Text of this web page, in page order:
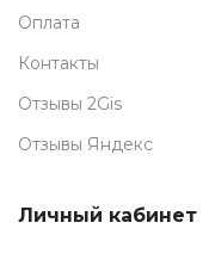
Оплата
Контакты
Отзывы 2Gis
Отзывы Яндекс
Личный кабинет